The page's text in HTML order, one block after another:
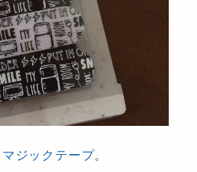
ジックテープ。